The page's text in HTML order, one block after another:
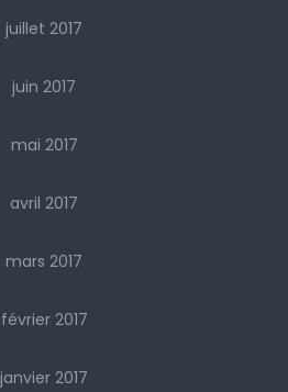
juillet 2017
juin 2017
mai 2017
avril 2017
mars 2017
février 2017
janvier 2017